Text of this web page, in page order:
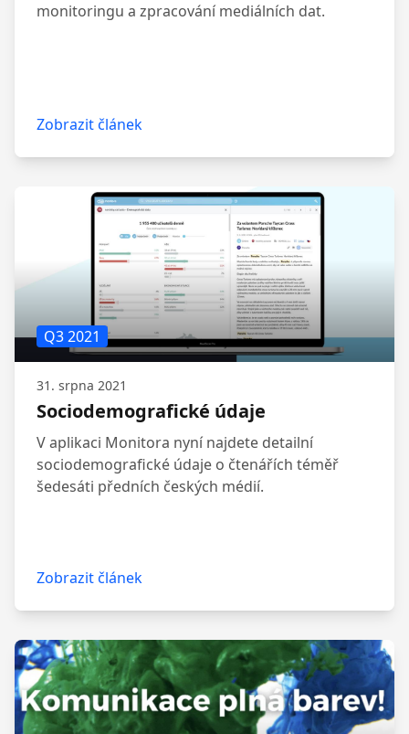
monitoringu a zpracování mediálních dat.
Zobrazit článek
Q3 2021
31. srpna 2021
Sociodemografické údaje
V aplikaci Monitora nyní najdete detailní
sociodemografické údaje o čtenářích téměř
šedesáti předních českých médií.
Zobrazit článek